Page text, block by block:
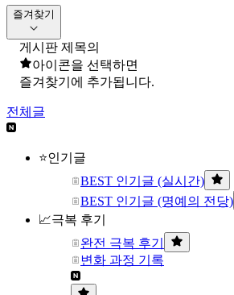
즐겨찾기
게시판 제목의
아이콘을 선택하면
즐겨찾기에 추가됩니다.
전체글
⭐인기글
BEST 인기글 (실시간)
BEST 인기글 (명예의 전당)
📈극복 후기
완전 극복 후기
변화 과정 기록